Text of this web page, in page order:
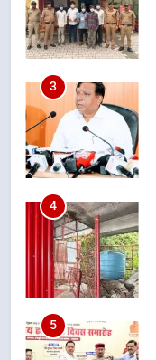
4
5
6